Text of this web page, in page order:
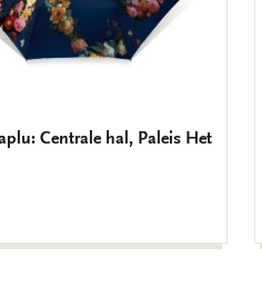
Centrale hal, Paleis Het